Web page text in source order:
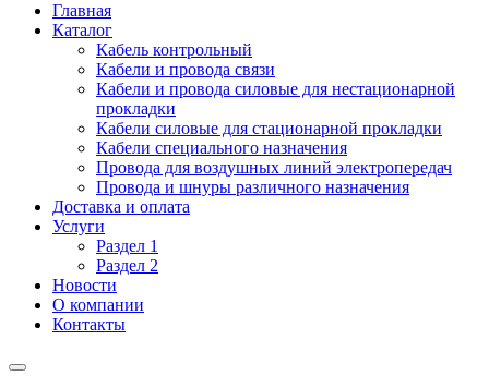
Главная
Каталог
Кабель контрольный
Кабели и провода связи
Кабели и провода силовые для нестационарной
прокладки
Кабели силовые для стационарной прокладки
Кабели специального назначения
Провода для воздушных линий электропередач
Провода и шнуры различного назначения
Доставка и оплата
Услуги
Раздел 1
Раздел 2
Новости
О компании
Контакты